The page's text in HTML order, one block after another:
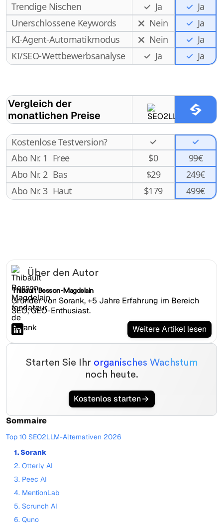
Trendige Nischen
Ja
Ja
Unerschlossene Keywords
Nein
Ja
KI-Agent-Automatikmodus
Nein
Ja
KI/SEO-Wettbewerbsanalyse
Ja Ja
Vergleich der
monatlichen Preise
Kostenlose Testversion?
Abo Nr. 1 Free $0
99€
Abo Nr. 2 Bas $29
249€
Abo Nr. 3 Haut $179 499€
Über den Autor
Thibault Besson-Magdelain
Gründer von Sorank, +5 Jahre Erfahrung im Bereich
SEO, GEO-Enthusiast.
Weitere Artikel lesen
Starten Sie Ihr organisches Wachstum
noch heute.
Kostenlos starten
Sommaire
Top 10 SEO2LLM-Alternativen 2026
1. Sorank
2. Otterly AI
3. Peec AI
4. MentionLab
5. Scrunch AI
6. Quno